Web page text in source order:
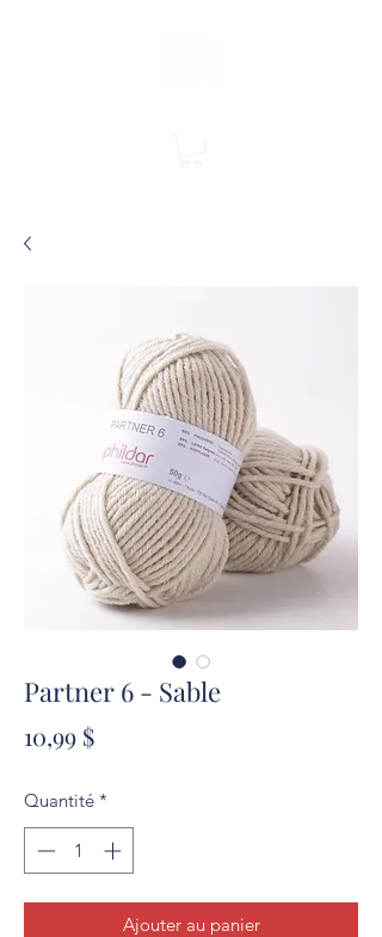
Partner 6 - Sable
10,99 $Prix
Quantité *
Ajouter au panier